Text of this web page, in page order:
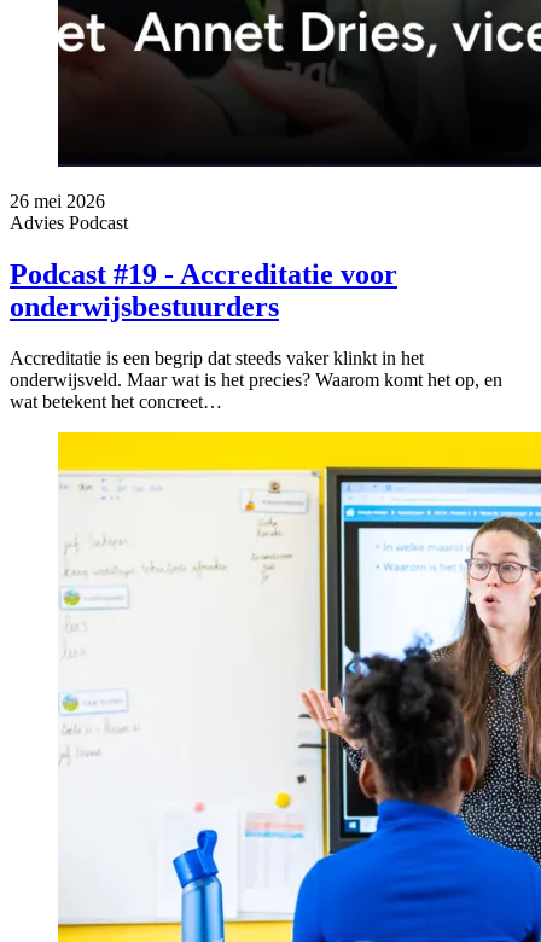
26 mei 2026
Advies Podcast
Podcast #19 - Accreditatie voor
onderwijsbestuurders
Accreditatie is een begrip dat steeds vaker klinkt in het
onderwijsveld. Maar wat is het precies? Waarom komt het op, en
wat betekent het concreet…